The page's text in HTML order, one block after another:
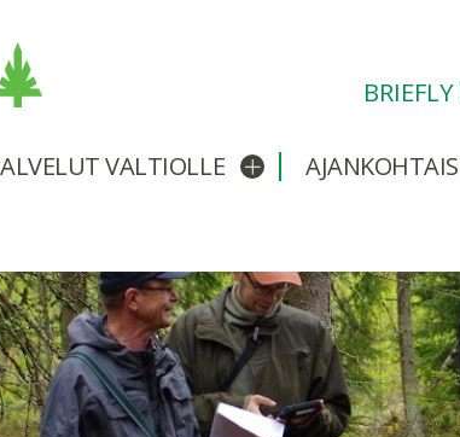
alavalikkoVALTIOLLE Avaa/sulje